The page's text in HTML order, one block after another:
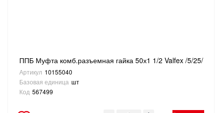
ППБ Муфта комб.разъемная гайка 50х1 1/2 Valfex /5/25/
Артикул 10155040
Базовая единица шт
Код 567499